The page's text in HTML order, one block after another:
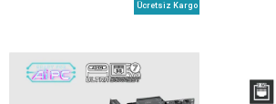
Ücretsiz Kargo